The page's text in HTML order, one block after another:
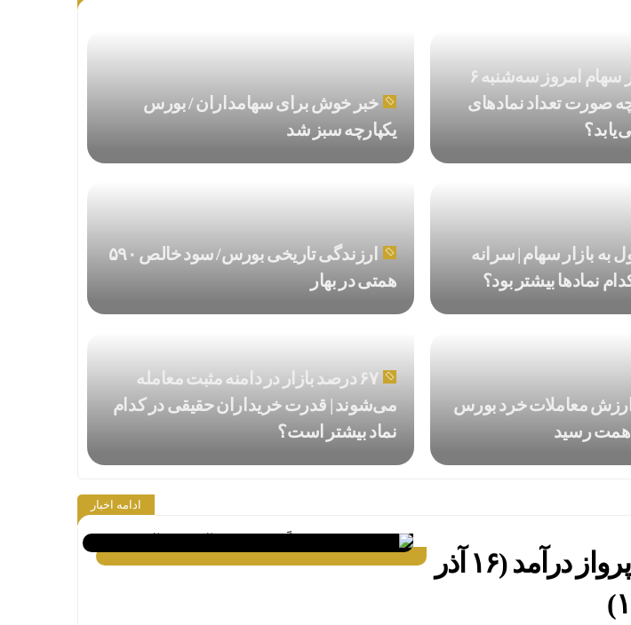
پیش‌بینی بازار سهام امروز سه‌شنبه ۶
۱۴۰۵ | در چه صورت تعداد نماد‌های
خبر خوش برای سهامداران / بورس
یکپارچه سبز شد
به بازار سهام | سرانه
نماد‌ها بیشتر بود؟
ارزندگی تاریخی بورس/ سود خالص ۵۹۰
همتی در بهار
معاملات خرد بورس
۶۷ درصد بازار در دامنه مثبت معامله
می‌شوند | قدرت خریداران حقیقی در کدام
نماد بیشتر است؟
ادامه اخبار
قیمت سکه رسماً به پرواز درآمد (۱۶ آذر